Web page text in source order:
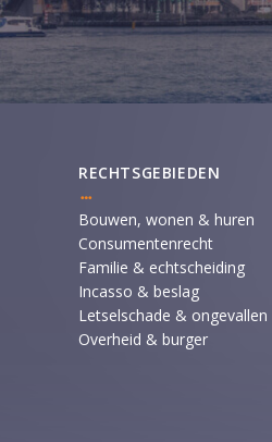
RECHTSGEBIEDEN
Bouwen, wonen & huren
Consumentenrecht
Familie & echtscheiding
Incasso & beslag
Letselschade & ongevallen
Overheid & burger